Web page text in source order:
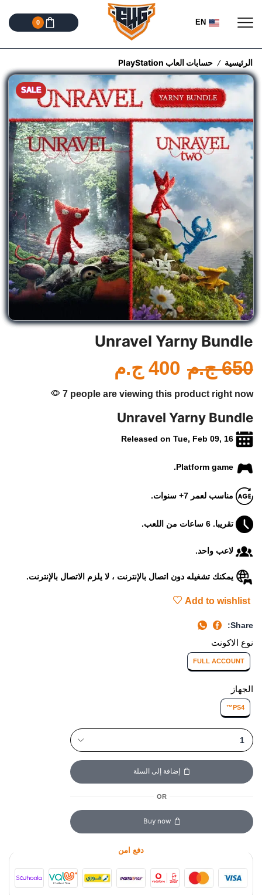
EN
0
الرئيسية / حسابات العاب PlayStation
SALE
Unravel Yarny Bundle
650 ج.م 400 ج.م
7 people are viewing this product right now
Unravel Yarny Bundle
مناسب لعمر 7+ سنوات.
تقريبا. 6 ساعات من اللعب.
لاعب واحد.
يمكنك تشغيله دون اتصال بالإنترنت ، لا يلزم الاتصال بالإنترنت.
Add to wishlist
Share:
نوع الاكونت
FULL ACCOUNT
الجهاز
PS4™
إضافة إلى السلة
OR
Buy now
دفع امن